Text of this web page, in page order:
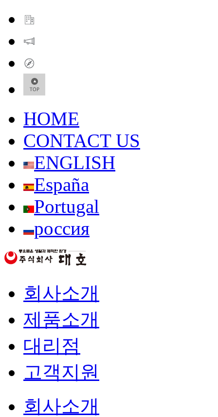
HOME
CONTACT US
ENGLISH
España
Portugal
россия
회사소개
제품소개
대리점
고객지원
회사소개